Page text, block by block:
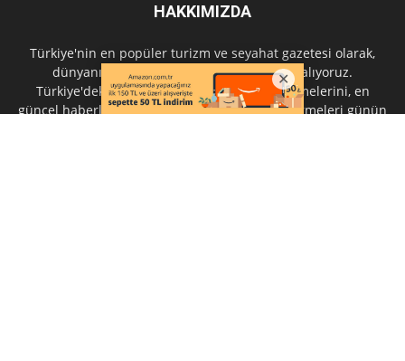
HAKKIMIZDA
Türkiye'nin en popüler turizm ve seyahat gazetesi olarak,
dünyanın 70 farklı ülkesinden aktif trafik alıyoruz.
Türkiye'deki ve global ölçekteki turizm gelişmelerini, en
güncel haberleri ve gündemle ilgili değerlendirmeleri günün